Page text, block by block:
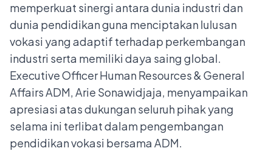
memperkuat sinergi antara dunia industri dan
dunia pendidikan guna menciptakan lulusan
vokasi yang adaptif terhadap perkembangan
industri serta memiliki daya saing global.
Executive Officer Human Resources & General
Affairs ADM, Arie Sonawidjaja, menyampaikan
apresiasi atas dukungan seluruh pihak yang
selama ini terlibat dalam pengembangan
pendidikan vokasi bersama ADM.